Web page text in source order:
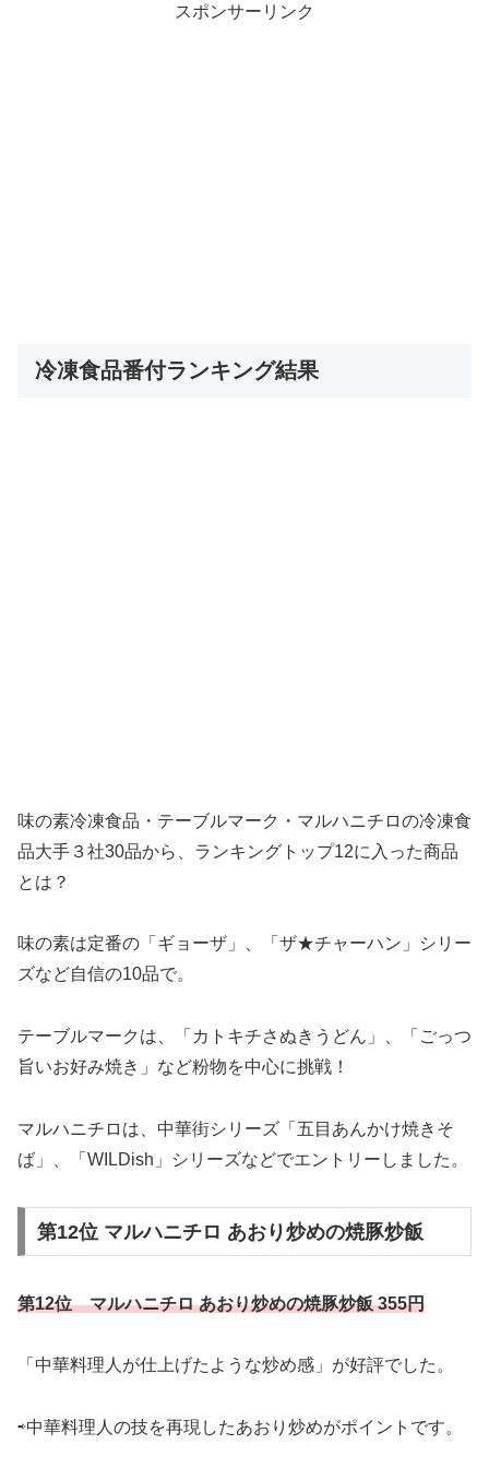
スポンサーリンク
冷凍食品番付ランキング結果
味の素冷凍食品・テーブルマーク・マルハニチロの冷凍食
品大手３社30品から、ランキングトップ12に入った商品
とは？
味の素は定番の「ギョーザ」、「ザ★チャーハン」シリー
ズなど自信の10品で。
テーブルマークは、「カトキチさぬきうどん」、「ごっつ
旨いお好み焼き」など粉物を中心に挑戦！
マルハニチロは、中華街シリーズ「五目あんかけ焼きそ
ば」、「WILDish」シリーズなどでエントリーしました。
第12位 マルハニチロ あおり炒めの焼豚炒飯
第12位 マルハニチロ あおり炒めの焼豚炒飯 355円
「中華料理人が仕上げたような炒め感」が好評でした。
⇨中華料理人の技を再現したあおり炒めがポイントです。